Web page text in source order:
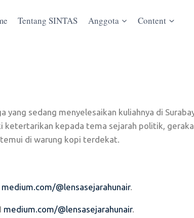
Tentang SINTAS Anggota Content
yang sedang menyelesaikan kuliahnya di
ketertarikan kepada tema sejarah politik,
di warung kopi terdekat.
medium.com/@lensasejarahunair.
medium.com/@lensasejarahunair.